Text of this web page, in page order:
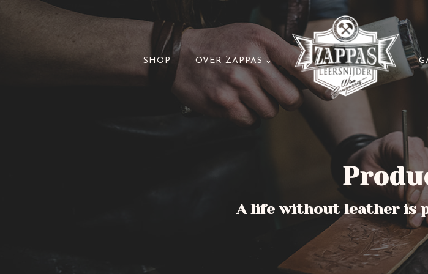
SHOP OVER ZAPPAS
A life without leather is